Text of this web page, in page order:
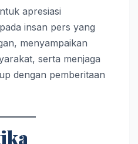
apresiasi
insan pers yang
menyampaikan
serta menjaga
dengan pemberitaan